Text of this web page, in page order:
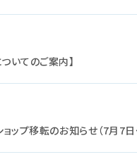
いてのご案内】
ョップ移転のお知らせ（7月7日